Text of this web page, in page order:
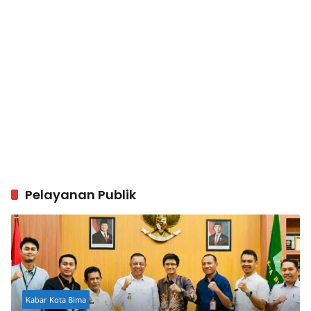
Pelayanan Publik
Kabar Kota Bima